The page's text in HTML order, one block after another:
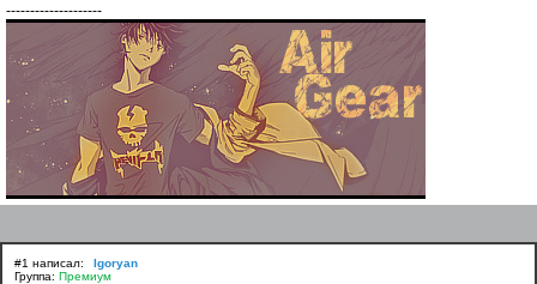
--------------------
#1 написал:
Igoryan
Группа: Премиум